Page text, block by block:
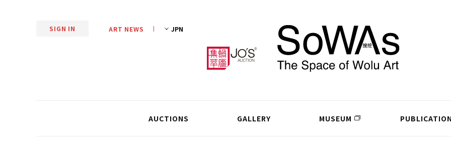
SIGN IN ART NEWS
AUCTIONS GALLERY MUSEUM